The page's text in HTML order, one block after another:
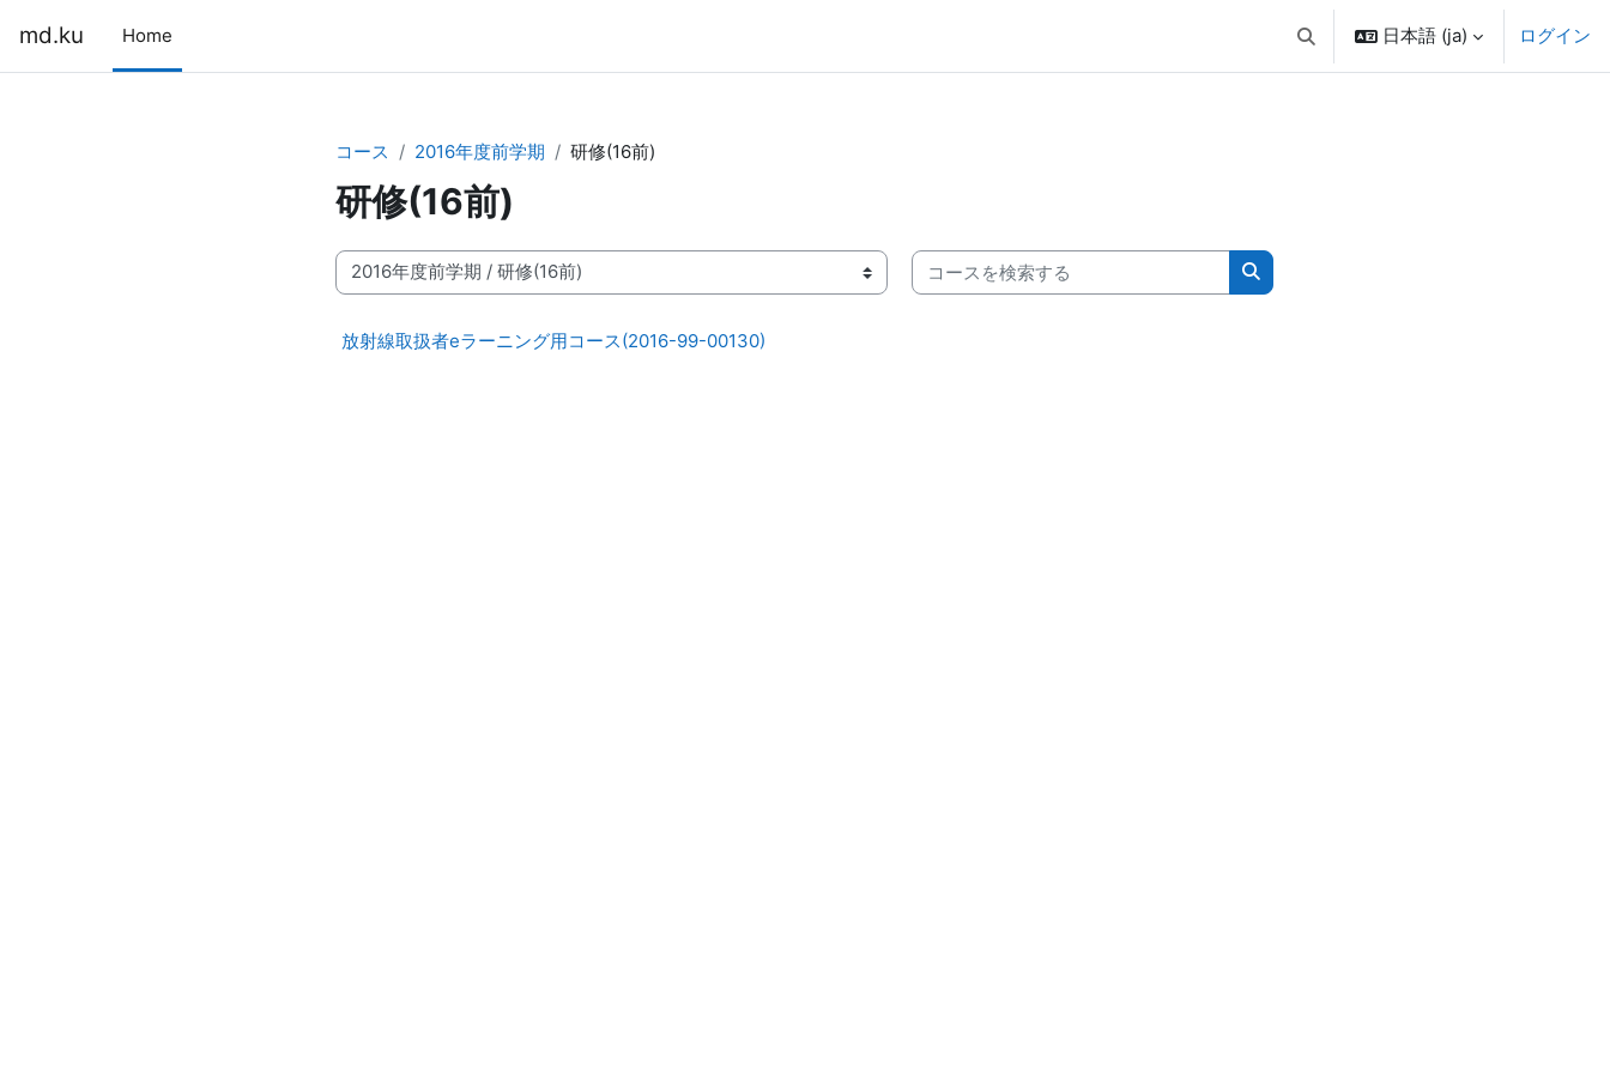
md.ku Home 検索入力に切り替える
日本語 ‎(ja)‎ ログイン
コース 2016年度前学期 研修(16前)
研修(16前)
コースカテゴリ
コースを検索する
コースを検索する
放射線取扱者eラーニング用コース(2016-99-00130)